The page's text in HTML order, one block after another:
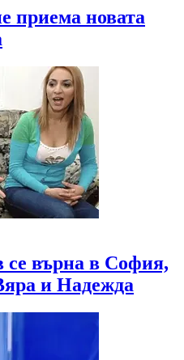
приема новата
се върна в София,
и Надежда